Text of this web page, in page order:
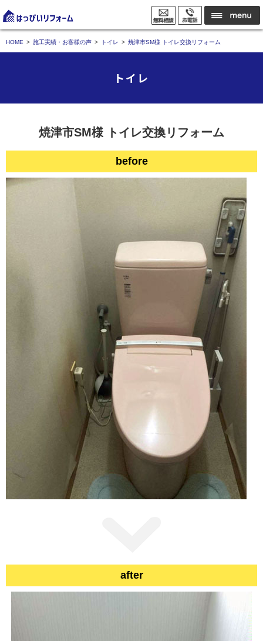
HOME 施工実績・お客様の声 トイレ 焼津市SM様 トイレ交換リフォーム
トイレ
焼津市SM様 トイレ交換リフォーム
before
after